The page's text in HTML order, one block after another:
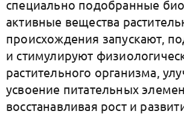
специально подобранные
активные вещества
происхождения запускают,
и стимулируют
растительного организма,
усвоение питательных
восстанавливая рост и